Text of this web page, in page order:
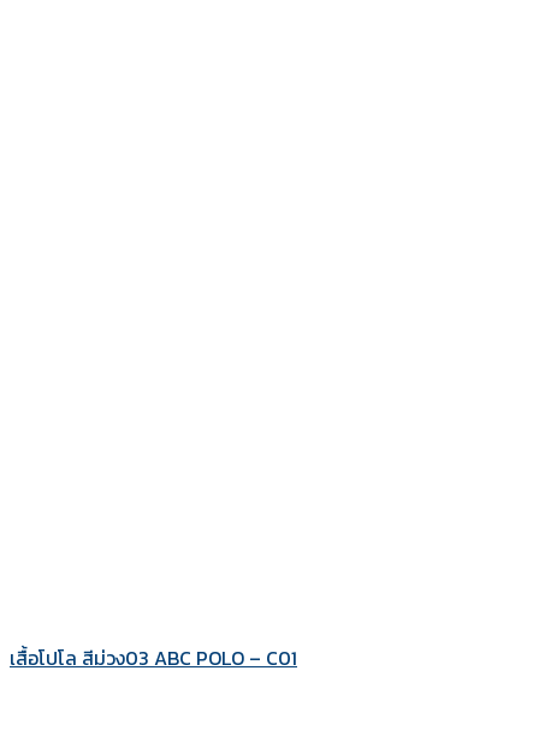
เสื้อโปโล สีม่วง03 ABC POLO – C01